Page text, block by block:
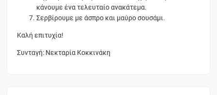
κάνουμε ένα τελευταίο ανακάτεμα.
Σερβίρουμε με άσπρο και μαύρο σουσάμι.
Καλή επιτυχία!
Συνταγή: Νεκταρία Κοκκινάκη